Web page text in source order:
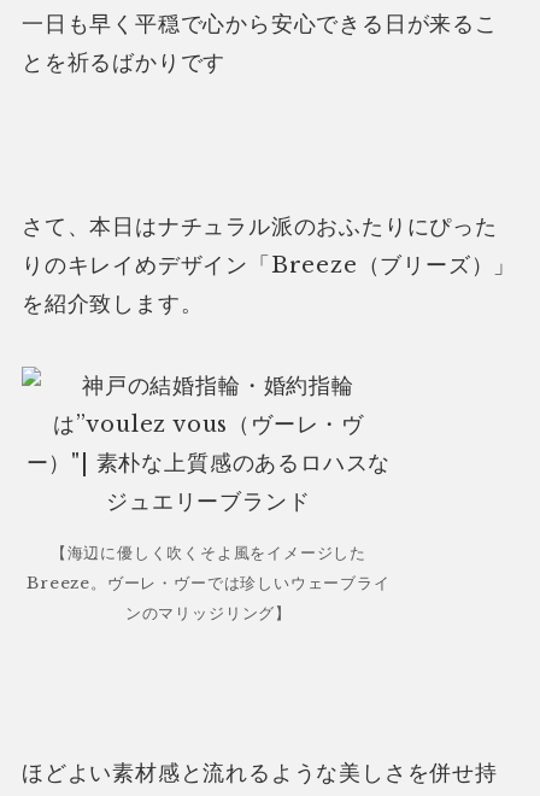
一日も早く平穏で心から安心できる日が来るこ
とを祈るばかりです
さて、本日はナチュラル派のおふたりにぴった
りのキレイめデザイン「Breeze（ブリーズ）」
を紹介致します。
【海辺に優しく吹くそよ風をイメージした
Breeze。ヴーレ・ヴーでは珍しいウェーブライ
ンのマリッジリング】
ほどよい素材感と流れるような美しさを併せ持